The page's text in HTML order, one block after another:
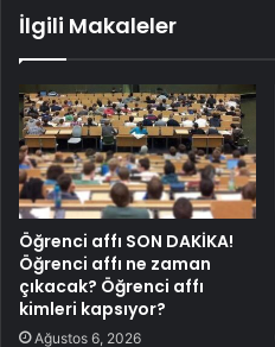
İlgili Makaleler
Öğrenci affı SON DAKİKA!
Öğrenci affı ne zaman
çıkacak? Öğrenci affı
kimleri kapsıyor?
Ağustos 6, 2026